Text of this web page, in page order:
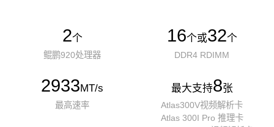
2个
鲲鹏920处理器
16个或32个
DDR4 RDIMM
2933MT/s
最高速率
最大支持8张
Atlas300V视频解析卡
Atlas 300I Pro 推理卡